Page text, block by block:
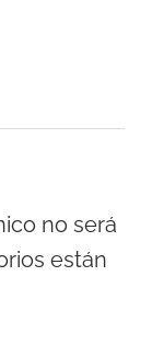
no será
están